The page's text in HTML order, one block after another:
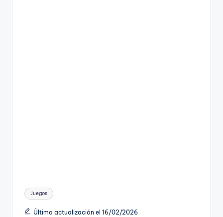
Etiquetas:
Juegos
Última actualización el 16/02/2026